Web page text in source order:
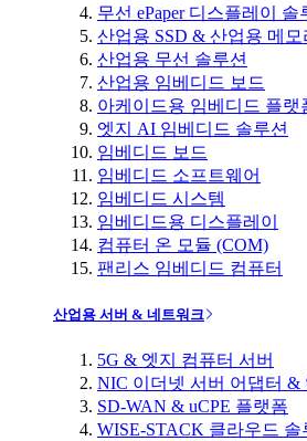
무선 ePaper 디스플레이 솔
산업용 SSD & 산업용 메모
산업용 무선 솔루션
산업용 임베디드 보드
아케이드용 임베디드 플랫
엣지 AI 임베디드 솔루션
임베디드 보드
임베디드 소프트웨어
임베디드 시스템
임베디드용 디스플레이
컴퓨터 온 모듈 (COM)
팬리스 임베디드 컴퓨터
산업용 서버 & 네트워크
5G & 엣지 컴퓨터 서버
NIC 이더넷 서버 어댑터 &
SD-WAN & uCPE 플랫폼
WISE-STACK 클라우드 솔